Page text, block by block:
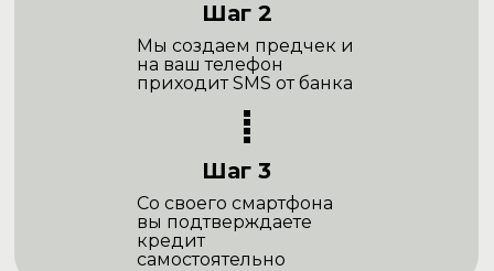
Шаг 2
Мы создаем предчек и
на ваш телефон
приходит SMS от банка
Шаг 3
Со своего смартфона
вы подтверждаете
кредит
самостоятельно